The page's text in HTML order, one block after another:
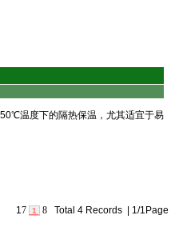
温度下的隔热保温，尤其适宜于易
17 1 8Total 4 Records | 1/1Page